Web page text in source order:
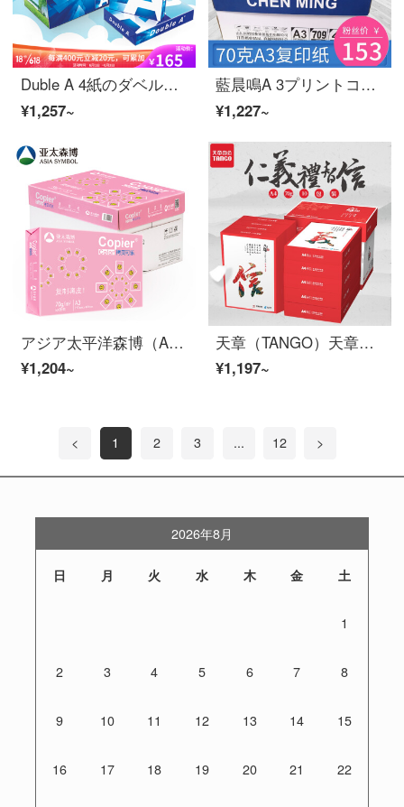
Duble A 4紙のダベルエ80 g 500枚のA 4 A 3コピー用紙オーフ用品の印刷用紙の箱卸売り（2500枚）80 g A 500枚/5パック/箱
¥1,257~
藍晨鳴A 3プリントコピー用紙70 g全箱卸売りA 3白い紙1パック500枚オーフ用品紙下書き用紙多機能コピー用紙藍晨鳴70グラムA 3-4パック
¥1,227~
アジア太平洋森博（Asia Symbol）コピーコーラ70 g A 3プリント用紙A 3プリント500枚/5パック/箱（2500枚）
¥1,204~
天章（TANGO）天章風70 g A 4プリント用紙中間品質タイププリント用紙500枚/10パック/箱（5000枚）
¥1,197~
< 1 2 3 ... 12 >
2026年8月
日 月 火 水 木 金 土
1
2 3 4 5 6 7 8
9 10 11 12 13 14 15
16 17 18 19 20 21 22